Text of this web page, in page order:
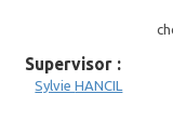
Supervisor :
SylvieHANCIL